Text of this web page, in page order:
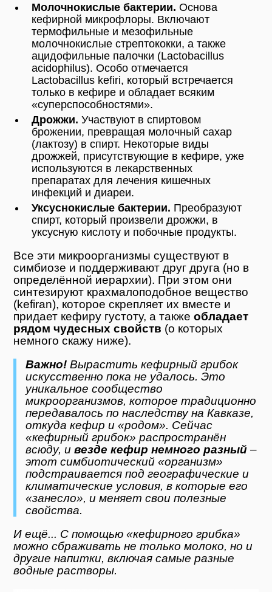
Молочнокислые бактерии. Основа
кефирной микрофлоры. Включают
термофильные и мезофильные
молочнокислые стрептококки, а также
ацидофильные палочки (Lactobacillus
acidophilus). Особо отмечается
Lactobacillus kefiri, который встречается
только в кефире и обладает всяким
«суперспособностями».
Дрожжи. Участвуют в спиртовом
брожении, превращая молочный сахар
(лактозу) в спирт. Некоторые виды
дрожжей, присутствующие в кефире, уже
используются в лекарственных
препаратах для лечения кишечных
инфекций и диареи.
Уксуснокислые бактерии. Преобразуют
спирт, который произвели дрожжи, в
уксусную кислоту и побочные продукты.
Все эти микроорганизмы существуют в
симбиозе и поддерживают друг друга (но в
определённой иерархии). При этом они
синтезируют крахмалоподобное вещество
(kefiran), которое скрепляет их вместе и
придает кефиру густоту, а такжеобладает
рядом чудесных свойств (о которых
немного скажу ниже).
Важно! Вырастить кефирный грибок
искусственно пока не удалось. Это
уникальное сообщество
микроорганизмов, которое традиционно
передавалось по наследству на Кавказе,
откуда кефир и «родом». Сейчас
«кефирный грибок» распространён
всюду, ивезде кефир немного разный –
этот симбиотический «организм»
подстраивается под географические и
климатические условия, в которые его
«занесло», и меняет свои полезные
свойства.
И ещё... С помощью «кефирного грибка»
можно сбраживать не только молоко, но и
другие напитки, включая самые разные
водные растворы.